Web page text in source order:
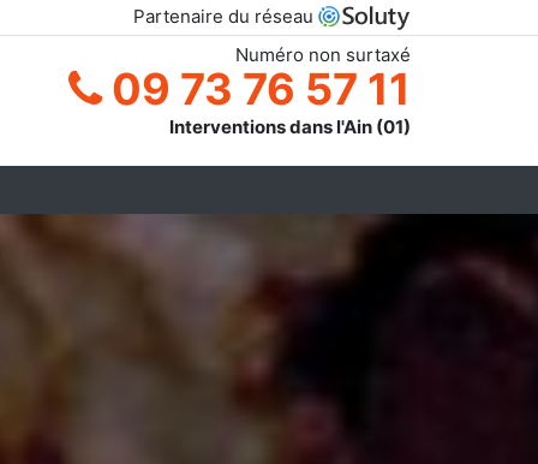
Partenaire du réseau
Numéro non surtaxé
09 73 76 57 11
Interventions dans l'Ain (01)